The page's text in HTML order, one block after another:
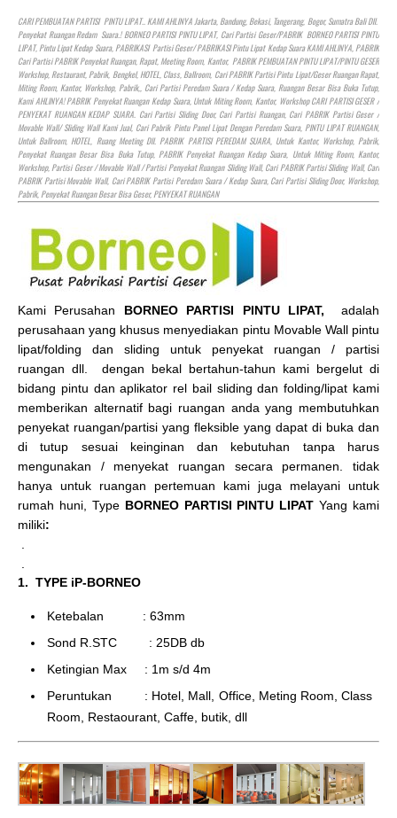
CARI PEMBUATAN PARTISI PINTU LIPAT.. KAMI AHLINYA Jakarta, Bandung, Bekasi, Tangerang, Bogor, Sumatra Bali Dll.
Penyekat Ruangan Redam Suara.! BORNEO PARTISI PINTU LIPAT, Cari Partisi Geser/PABRIK BORNEO PARTISI PINTU
LIPAT, Pintu Lipat Kedap Suara, PABRIKASI Partisi Geser/ PABRIKASI Pintu Lipat Kedap Suara KAMI AHLINYA, PABRIK
Cari Partisi PABRIK Penyekat Ruangan, Rapat, Meeting Room, Kantor, PABRIK PEMBUATAN PINTU LIPAT/PINTU GESER
Workshop, Restaurant, Pabrik, Bengkel,HOTEL, Class, Ballroom, Cari PABRIK Partisi Pintu Lipat/Geser Ruangan Rapat,
Miting Room, Kantor, Workshop, Pabrik,, Cari Partisi Peredam Suara / Kedap Suara, Ruangan Besar Bisa Buka Tutup,
Kami AHLINYA! PABRIK Penyekat Ruangan Kedap Suara, Untuk Miting Room, Kantor, Workshop CARI PARTISI GESER /
PENYEKAT RUANGAN KEDAP SUARA. Cari Partisi Sliding Door, Cari Partisi Ruangan, Cari PABRIK Partisi Geser /
Movable Wall/ Sliding Wall Kami Jual, Cari Pabrik Pintu Panel Lipat Dengan Peredam Suara, PINTU LIPAT RUANGAN,
Untuk Ballroom,HOTEL, Ruang Meeting Dll. PABRIK PARTISI PEREDAM SUARA, Untuk Kantor, Workshop, Pabrik,
Penyekat Ruangan Besar Bisa Buka Tutup, PABRIK Penyekat Ruangan Kedap Suara, Untuk Miting Room, Kantor,
Workshop, Partisi Geser / Movable Wall / Partisi Penyekat Ruangan Sliding Wall, Cari PABRIK Partisi Sliding Wall, Cari
PABRIK Partisi Movable Wall, Cari PABRIK Partisi Peredam Suara / Kedap Suara, Cari Partisi Sliding Door, Workshop,
Pabrik, Penyekat Ruangan Besar Bisa Geser, PENYEKAT RUANGAN
Kami Perusahan BORNEO PARTISI PINTU LIPAT, adalah
perusahaan yang khusus menyediakan pintu Movable Wall pintu
lipat/folding dan sliding untuk penyekat ruangan / partisi
ruangan dll. dengan bekal bertahun-tahun kami bergelut di
bidang pintu dan aplikator rel bail sliding dan folding/lipat kami
memberikan alternatif bagi ruangan anda yang membutuhkan
penyekat ruangan/partisi yang fleksible yang dapat di buka dan
di tutup sesuai keinginan dan kebutuhan tanpa harus
mengunakan / menyekat ruangan secara permanen. tidak
hanya untuk ruangan pertemuan kami juga melayani untuk
rumah huni, Type BORNEO PARTISI PINTU LIPAT Yang kami
miliki:
1. TYPE iP-BORNEO
Ketebalan : 63mm
Sond R.STC : 25DB db
Ketingian Max : 1m s/d 4m
Peruntukan : Hotel, Mall, Office, Meting Room, Class
Room, Restaourant, Caffe, butik, dll